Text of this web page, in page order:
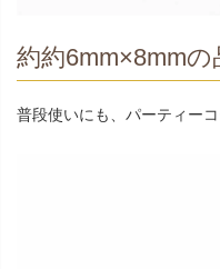
約約6mm×8mm
普段使いにも、パーティー